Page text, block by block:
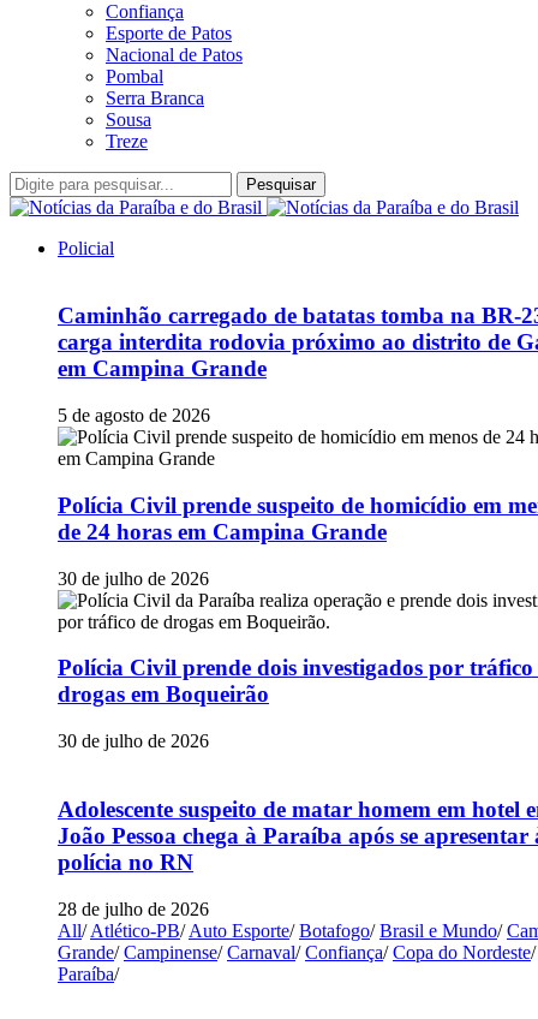
Confiança
Esporte de Patos
Nacional de Patos
Pombal
Serra Branca
Sousa
Treze
Pesquisar
Policial
Caminhão carregado de batatas tomba na BR-
carga interdita rodovia próximo ao distrito de
em Campina Grande
5 de agosto de 2026
Polícia Civil prende suspeito de homicídio em
de 24 horas em Campina Grande
30 de julho de 2026
Polícia Civil prende dois investigados por tráfico
drogas em Boqueirão
30 de julho de 2026
Adolescente suspeito de matar homem em hotel
João Pessoa chega à Paraíba após se apresentar
polícia no RN
28 de julho de 2026
All/ Atlético-PB/ Auto Esporte/ Botafogo/ Brasil e Mundo/
Grande/ Campinense/ Carnaval/ Confiança/ Copa do Nordeste/
Paraíba/